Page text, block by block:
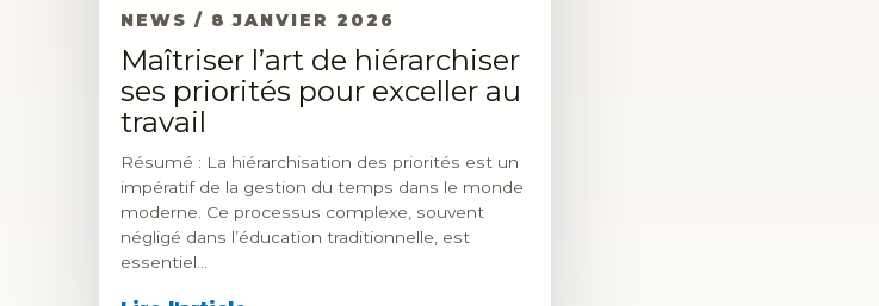
NEWS / 8 JANVIER 2026
Maîtriser l’art de hiérarchiser
ses priorités pour exceller au
travail
Résumé : La hiérarchisation des priorités est un
impératif de la gestion du temps dans le monde
moderne. Ce processus complexe, souvent
négligé dans l’éducation traditionnelle, est
essentiel…